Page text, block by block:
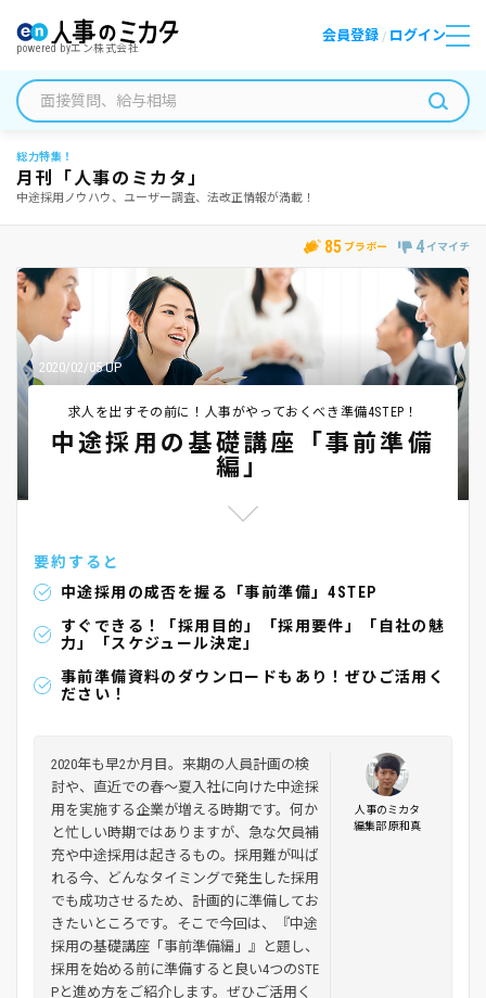
powered byエン株式会社
会員登録 / ログイン
総力特集！
月刊「人事のミカタ」
中途採用ノウハウ、ユーザー調査、法改正情報が満載！
85 ブラボー 4 イマイチ
2020/02/05 UP
求人を出すその前に！人事がやっておくべき準備4STEP！
中途採用の基礎講座「事前準備
編」
要約すると
中途採用の成否を握る「事前準備」4STEP
すぐできる！「採用目的」「採用要件」「自社の魅
力」「スケジュール決定」
事前準備資料のダウンロードもあり！ぜひご活用く
ださい！
2020年も早2か月目。来期の人員計画の検
討や、直近での春～夏入社に向けた中途採
用を実施する企業が増える時期です。何か
と忙しい時期ではありますが、急な欠員補
充や中途採用は起きるもの。採用難が叫ば
れる今、どんなタイミングで発生した採用
でも成功させるため、計画的に準備してお
きたいところです。そこで今回は、『中途
採用の基礎講座「事前準備編」』と題し、
採用を始める前に準備すると良い4つのSTE
Pと進め方をご紹介します。ぜひご活用く
人事のミカタ
編集部 原和真